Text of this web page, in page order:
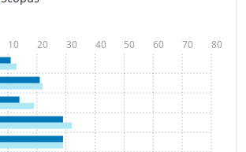
10 20 30 40 50 60 70 80